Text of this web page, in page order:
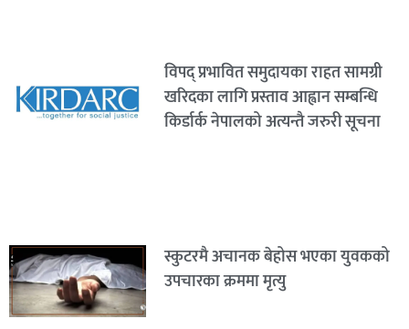
विपद् प्रभावित समुदायका राहत सामग्री
खरिदका लागि प्रस्ताव आह्वान सम्बन्धि
किर्डार्क नेपालको अत्यन्तै जरुरी सूचना
स्कुटरमै अचानक बेहोस भएका युवकको
उपचारका क्रममा मृत्यु